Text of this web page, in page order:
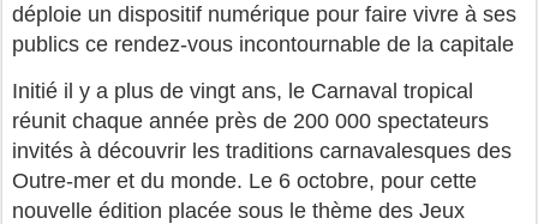
déploie un dispositif numérique pour faire vivre à ses
publics ce rendez-vous incontournable de la capitale
Initié il y a plus de vingt ans, le Carnaval tropical
réunit chaque année près de 200 000 spectateurs
invités à découvrir les traditions carnavalesques des
Outre-mer et du monde. Le 6 octobre, pour cette
nouvelle édition placée sous le thème des Jeux